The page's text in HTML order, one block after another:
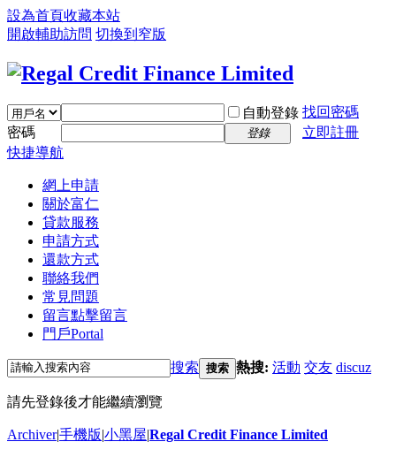
設為首頁收藏本站
開啟輔助訪問 切換到窄版
自動登錄 找回密碼
密碼
登錄
立即註冊
快捷導航
網上申請
關於富仁
貸款服務
申請方式
還款方式
聯絡我們
常見問題
留言點擊留言
門戶Portal
搜索 搜索 熱搜: 活動 交友 discuz
請先登錄後才能繼續瀏覽
Archiver|手機版|小黑屋|Regal Credit Finance Limited